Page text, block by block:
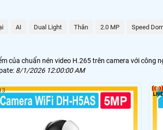
AI Dual Light Thân 2.0 MP Speed
của chuẩn nén video H.265 trên camera với công
8/1/2026 12:00:00 AM